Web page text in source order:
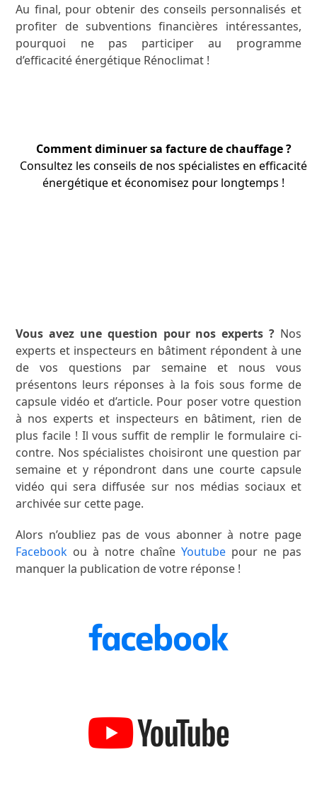
Au final, pour obtenir des conseils personnalisés et
profiter de subventions financières intéressantes,
pourquoi ne pas participer au programme
d’efficacité énergétique Rénoclimat !
Comment diminuer sa facture de chauffage ?
Consultez les conseils de nosspécialistes en efficacité
énergétique et économisez pour longtemps !
Vous avez une question pour nos experts ? Nos
experts et inspecteurs en bâtiment répondent à une
de vos questions par semaine et nous vous
présentons leurs réponses à la fois sous forme de
capsule vidéo et d’article. Pour poser votre question
à nos experts et inspecteurs en bâtiment, rien de
plus facile ! Il vous suffit de remplir le formulaire ci-
contre. Nos spécialistes choisiront une question par
semaine et y répondront dans une courte capsule
vidéo qui sera diffusée sur nos médias sociaux et
archivée sur cette page.
Alors n’oubliez pas de vous abonner à notre page
Facebook ou à notre chaîne Youtubepour ne pas
manquer la publication de votre réponse !